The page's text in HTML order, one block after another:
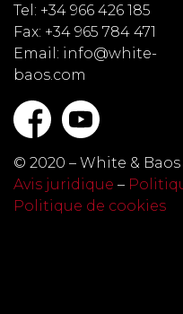
Tel: +34 966 426 185
Fax: +34 965 784 471
Email: info@white-
baos.com
© 2020 – White & Baos
Avis juridique –
Politique de cookies